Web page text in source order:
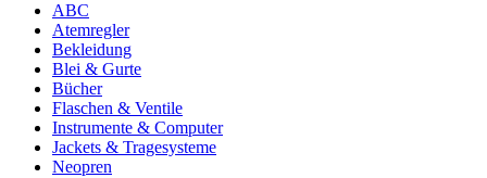
ABC
Atemregler
Bekleidung
Blei & Gurte
Bücher
Flaschen & Ventile
Instrumente & Computer
Jackets & Tragesysteme
Neopren